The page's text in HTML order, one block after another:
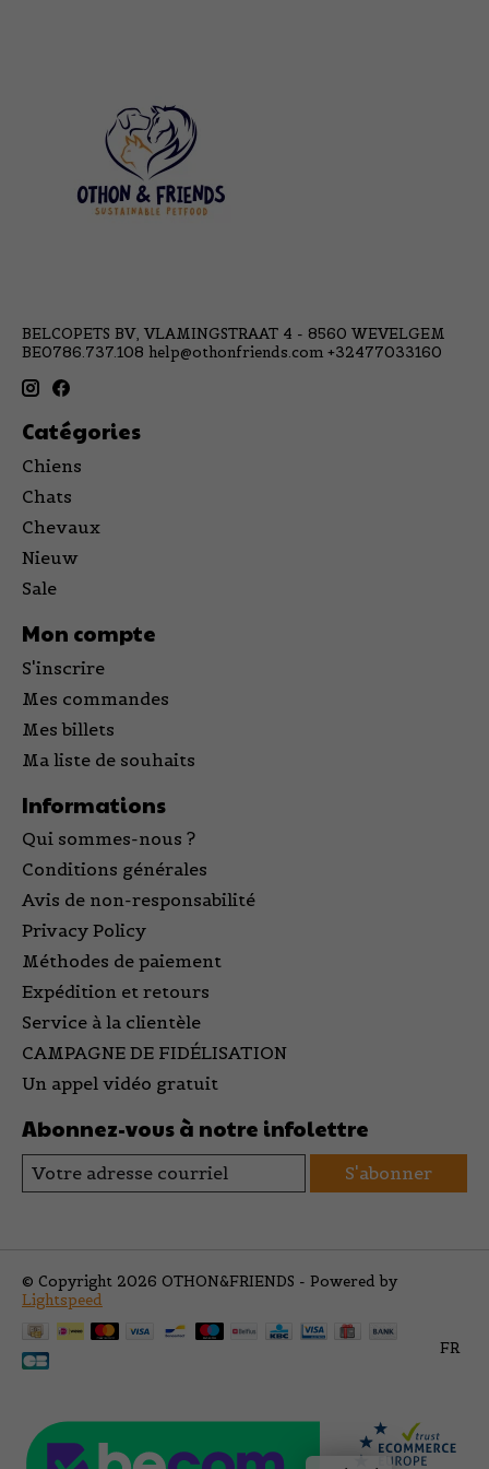
BELCOPETS BV, VLAMINGSTRAAT 4 - 8560 WEVELGEM
BE0786.737.108 help@othonfriends.com +32477033160
Catégories
Chiens
Chats
Chevaux
Nieuw
Sale
Mon compte
S'inscrire
Mes commandes
Mes billets
Ma liste de souhaits
Informations
Qui sommes-nous ?
Conditions générales
Avis de non-responsabilité
Privacy Policy
Méthodes de paiement
Expédition et retours
Service à la clientèle
CAMPAGNE DE FIDÉLISATION
Un appel vidéo gratuit
Abonnez-vous à notre infolettre
S'abonner
© Copyright 2026 OTHON&FRIENDS - Powered by
Lightspeed
FR